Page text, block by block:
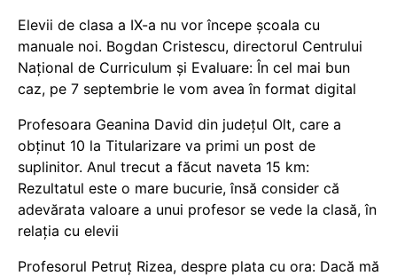
Elevii de clasa a IX-a nu vor începe școala cu
manuale noi. Bogdan Cristescu, directorul Centrului
Național de Curriculum și Evaluare: În cel mai bun
caz, pe 7 septembrie le vom avea în format digital
Profesoara Geanina David din județul Olt, care a
obținut 10 la Titularizare va primi un post de
suplinitor. Anul trecut a făcut naveta 15 km:
Rezultatul este o mare bucurie, însă consider că
adevărata valoare a unui profesor se vede la clasă, în
relația cu elevii
Profesorul Petruț Rizea, despre plata cu ora: Dacă mă